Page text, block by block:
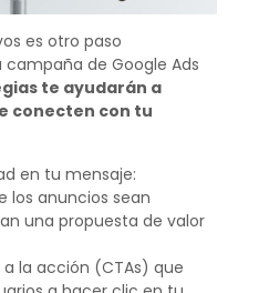
es otro paso
de Google Ads
te ayudarán a
conecten con tu
en tu mensaje:
los anuncios sean
una propuesta de valor
la acción (CTAs) que